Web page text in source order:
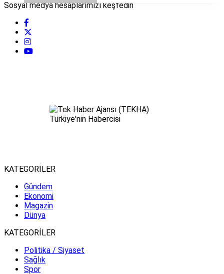
Sosyal medya hesaplarımızı keşfedin
KATEGORİLER
Gündem
Ekonomi
Magazin
Dünya
KATEGORİLER
Politika / Siyaset
Sağlık
Spor